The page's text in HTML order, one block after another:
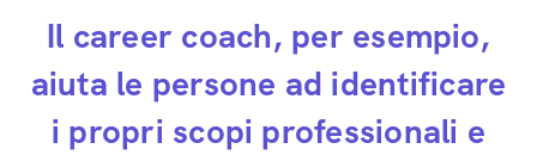
Il career coach, per esempio,
aiuta le persone ad identificare
i propri scopi professionali e